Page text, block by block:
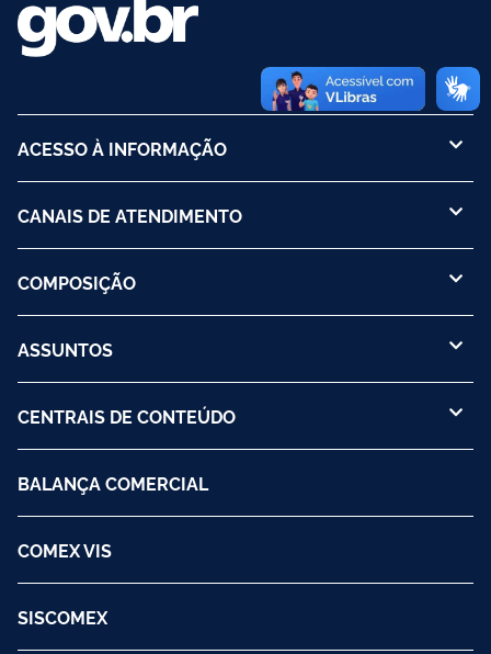
ACESSO À INFORMAÇÃO
CANAIS DE ATENDIMENTO
COMPOSIÇÃO
ASSUNTOS
CENTRAIS DE CONTEÚDO
BALANÇA COMERCIAL
COMEX VIS
SISCOMEX